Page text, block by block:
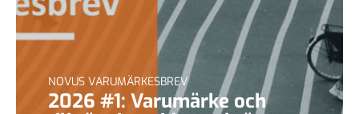
NOVUS VARUMÄRKESBREV
2026 #1: Varumärke och